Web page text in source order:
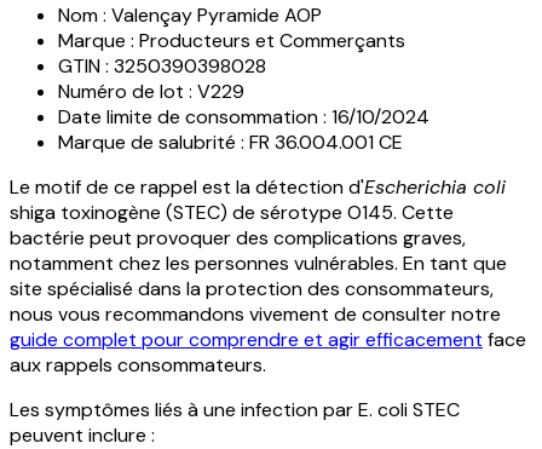
Nom : Valençay Pyramide AOP
Marque : Producteurs et Commerçants
GTIN : 3250390398028
Numéro de lot : V229
Date limite de consommation : 16/10/2024
Marque de salubrité : FR 36.004.001 CE
Le motif de ce rappel est la détection d'Escherichia coli
shiga toxinogène (STEC) de sérotype O145. Cette
bactérie peut provoquer des complications graves,
notamment chez les personnes vulnérables. En tant que
site spécialisé dans la protection des consommateurs,
nous vous recommandons vivement de consulter notre
guide complet pour comprendre et agir efficacement face
aux rappels consommateurs.
Les symptômes liés à une infection par E. coli STEC
peuvent inclure :